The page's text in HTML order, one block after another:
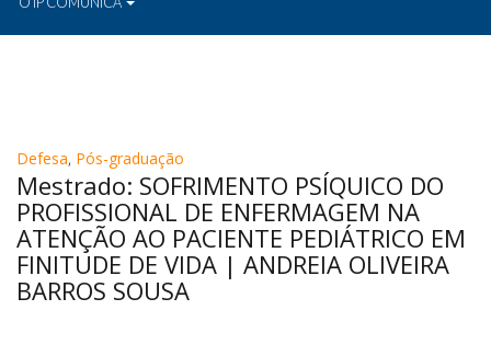
Defesa, Pós-graduação
Mestrado: SOFRIMENTO PSÍQUICO DO
PROFISSIONAL DE ENFERMAGEM NA
ATENÇÃO AO PACIENTE PEDIÁTRICO EM
FINITUDE DE VIDA | ANDREIA OLIVEIRA
BARROS SOUSA